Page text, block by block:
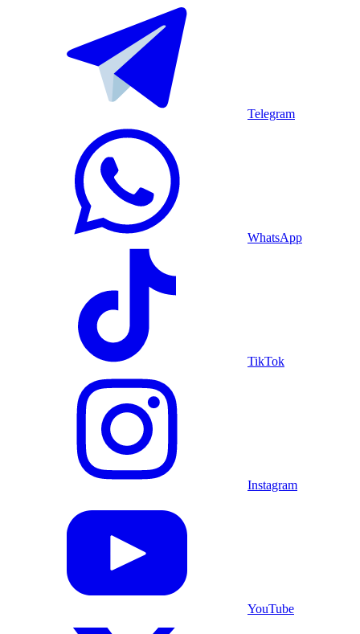
Telegram
WhatsApp
TikTok
Instagram
YouTube